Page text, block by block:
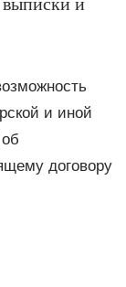
и иной
договору